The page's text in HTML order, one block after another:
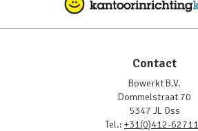
Contact
Bowerkt B.V.
Dommelstraat 70
5347 JL Oss
Tel.: +31(0)412-